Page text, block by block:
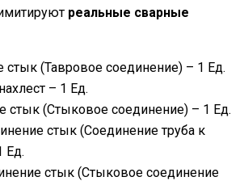
реальные сварные
стык (Тавровое соединение) – 1 Ед.
– 1 Ед.
стык (Стыковое соединение) – 1 Ед.
стык (Соединение труба к
Ед.
стык (Стыковое соединение